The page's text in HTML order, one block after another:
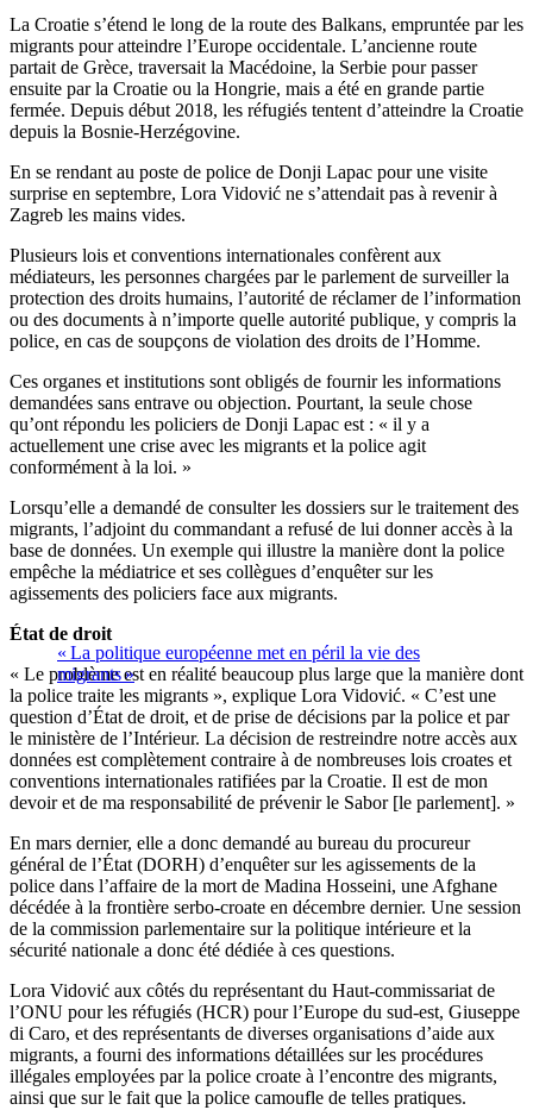
La Croatie s’étend le long de la route des Balkans, empruntée par les
migrants pour atteindre l’Europe occidentale. L’ancienne route
partait de Grèce, traversait la Macédoine, la Serbie pour passer
ensuite par la Croatie ou la Hongrie, mais a été en grande partie
fermée. Depuis début 2018, les réfugiés tentent d’atteindre la Croatie
depuis la Bosnie-Herzégovine.
En se rendant au poste de police de Donji Lapac pour une visite
surprise en septembre, Lora Vidović ne s’attendait pas à revenir à
Zagreb les mains vides.
Plusieurs lois et conventions internationales confèrent aux
médiateurs, les personnes chargées par le parlement de surveiller la
protection des droits humains, l’autorité de réclamer de l’information
ou des documents à n’importe quelle autorité publique, y compris la
police, en cas de soupçons de violation des droits de l’Homme.
Ces organes et institutions sont obligés de fournir les informations
demandées sans entrave ou objection. Pourtant, la seule chose
qu’ont répondu les policiers de Donji Lapac est : « il y a
actuellement une crise avec les migrants et la police agit
conformément à la loi. »
Lorsqu’elle a demandé de consulter les dossiers sur le traitement des
migrants, l’adjoint du commandant a refusé de lui donner accès à la
base de données. Un exemple qui illustre la manière dont la police
empêche la médiatrice et ses collègues d’enquêter sur les
agissements des policiers face aux migrants.
« La politique européenne met en péril la vie des
migrants »
État de droit
« Le problème est en réalité beaucoup plus large que la manière dont
la police traite les migrants », explique Lora Vidović. « C’est une
question d’État de droit, et de prise de décisions par la police et par
le ministère de l’Intérieur. La décision de restreindre notre accès aux
données est complètement contraire à de nombreuses lois croates et
conventions internationales ratifiées par la Croatie. Il est de mon
devoir et de ma responsabilité de prévenir le Sabor [le parlement]. »
En mars dernier, elle a donc demandé au bureau du procureur
général de l’État (DORH) d’enquêter sur les agissements de la
police dans l’affaire de la mort de Madina Hosseini, une Afghane
décédée à la frontière serbo-croate en décembre dernier. Une session
de la commission parlementaire sur la politique intérieure et la
sécurité nationale a donc été dédiée à ces questions.
Lora Vidović aux côtés du représentant du Haut-commissariat de
l’ONU pour les réfugiés (HCR) pour l’Europe du sud-est, Giuseppe
di Caro, et des représentants de diverses organisations d’aide aux
migrants, a fourni des informations détaillées sur les procédures
illégales employées par la police croate à l’encontre des migrants,
ainsi que sur le fait que la police camoufle de telles pratiques.